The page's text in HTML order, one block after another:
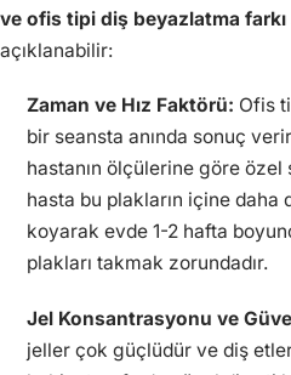
ve ofis tipi diş beyazlatma farkı
açıklanabilir:
Zaman ve Hız Faktörü: Ofis
bir seansta anında sonuç
hastanın ölçülerine göre özel
hasta bu plakların içine
koyarak evde 1-2 hafta
plakları takmak zorundadır.
Jel Konsantrasyonu ve
jeller çok güçlüdür ve diş